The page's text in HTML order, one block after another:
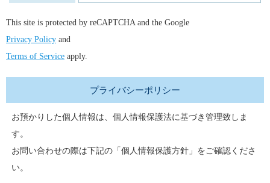
This site is protected by reCAPTCHA and the Google
Privacy Policy and
Terms of Service apply.
プライバシーポリシー
お預かりした個人情報は、個人情報保護法に基づき管理致しま
す。
お問い合わせの際は下記の「個人情報保護方針」をご確認くださ
い。